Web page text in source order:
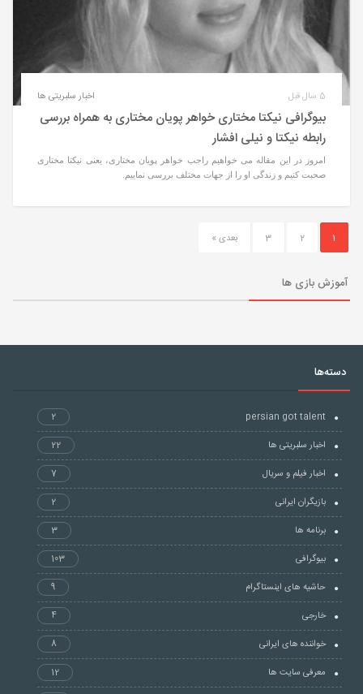
اخبار سلبریتی ها 5 سال قبل
بیوگرافی نیکتا مختاری خواهر پویان مختاری به همراه بررسی
رابطه نیکتا و نیلی افشار
امروز در این مقاله می خواهیم راجب خواهر پویان مختاری، یعنی نیکتا مختاری
صحبت کنیم و زندگی او را از جهات مختلف بررسی نماییم.
1
2
3 بعدی »
آموزش بازی ها
دسته‌ها
persian got talent
2
اخبار سلبریتی ها
22
اخبار فیلم و سریال
7
بازیگران ایرانی
2
برنامه ها
3
بیوگرافی
103
حاشیه های اینستاگرام
9
خارجی
4
خواننده های ایرانی
8
معرفی سایت ها
12